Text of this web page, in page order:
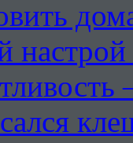
настрой